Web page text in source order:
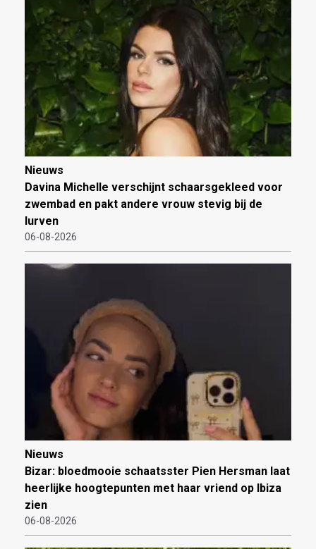
Nieuws
Davina Michelle verschijnt schaarsgekleed voor
zwembad en pakt andere vrouw stevig bij de
lurven
06-08-2026
Nieuws
Bizar: bloedmooie schaatsster Pien Hersman laat
heerlijke hoogtepunten met haar vriend op Ibiza
zien
06-08-2026